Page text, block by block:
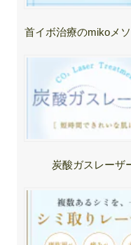
首イボ治療のmikoメ
炭酸ガスレーザ